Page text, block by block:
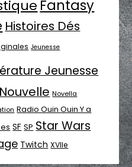
Fantasy
Histoires Dés
Jeunesse
Jeunesse
Nouvelle Novella
Radio Ouin Ouin Y a
SF SP Star Wars
Twitch XVIIe